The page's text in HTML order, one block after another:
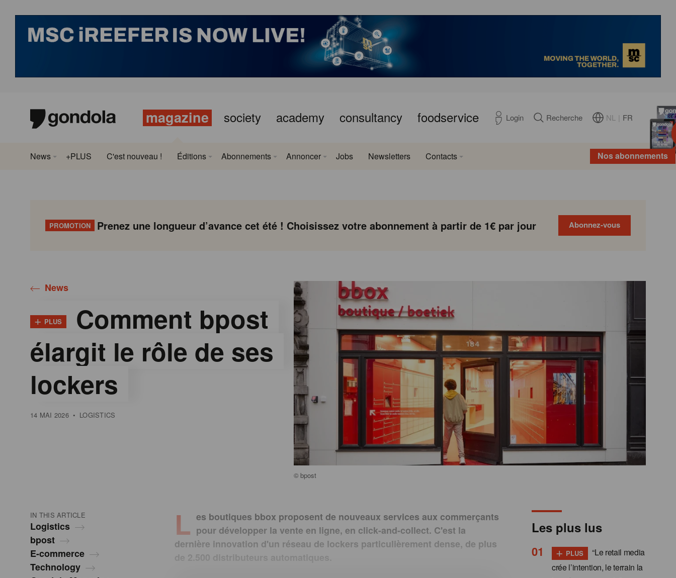
magazine society academy consultancy foodservice Login Recherche NL FR
Nos abonnements
News +PLUS C'est nouveau ! Éditions Abonnements Annoncer Jobs Newsletters Contacts
PROMOTION Prenez une longueur d’avance cet été ! Choisissez votre abonnement à partir de 1€ par jour Abonnez-vous
News
+ PLUS
Comment bpost
élargit le rôle de ses
lockers
14 MAI 2026 • LOGISTICS
©bpost
IN THIS ARTICLE
Logistics
bpost
E-commerce
Technology
L es boutiques bbox proposent de nouveaux services aux commerçants
pour développer la vente en ligne, en click-and-collect. C'est la
dernière innovation d'un réseau de lockers particulièrement dense, de plus
de 2.500 distributeurs automatiques.
Les plus lus
+ PLUS
“Le retail media
crée l’intention, le terrain la